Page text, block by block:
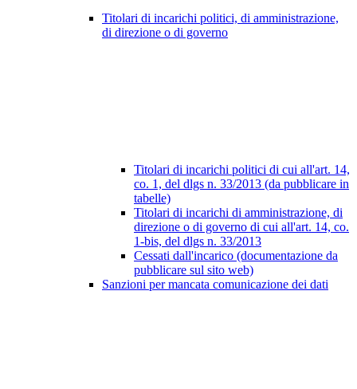
Titolari di incarichi politici, di amministrazione,
di direzione o di governo
Titolari di incarichi politici di cui all'art. 14,
co. 1, del dlgs n. 33/2013 (da pubblicare in
tabelle)
Titolari di incarichi di amministrazione, di
direzione o di governo di cui all'art. 14, co.
1-bis, del dlgs n. 33/2013
Cessati dall'incarico (documentazione da
pubblicare sul sito web)
Sanzioni per mancata comunicazione dei dati